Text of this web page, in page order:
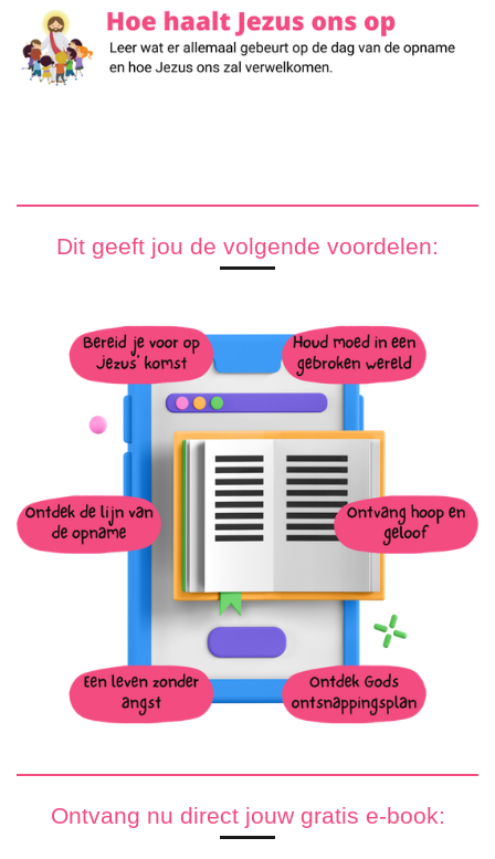
Dit geeft jou de volgende voordelen:
Ontvang nu direct jouw gratis e-book: